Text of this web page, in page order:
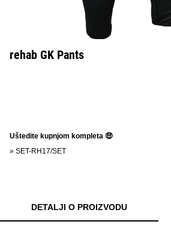
rehab GK Pants
Uštedite kupnjom kompleta 🤑
» SET-RH17/SET
DETALJI O PROIZVODU